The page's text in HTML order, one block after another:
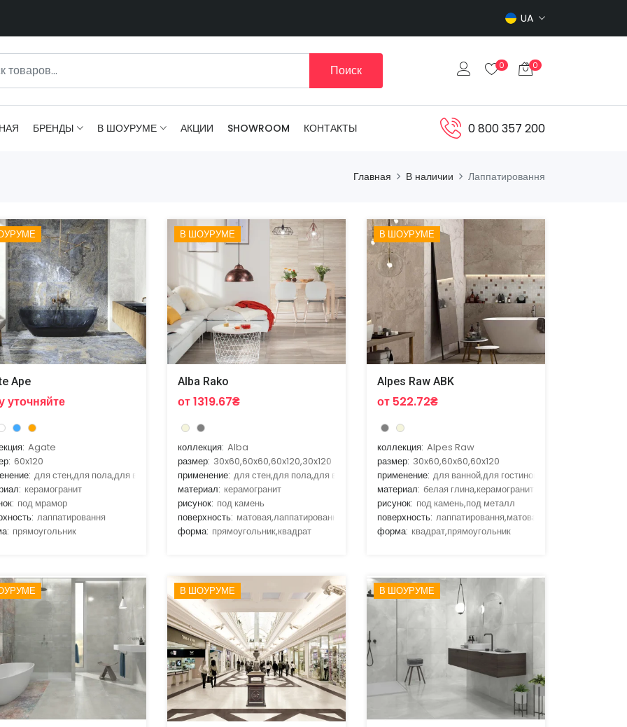
UA
Поиск 0 0
БРЕНДЫ В ШОУРУМЕ АКЦИИ SHOWROOM КОНТАКТЫ 0 800 357 200
Главная В наличии Лаппатировання
Ape
уточняйте
Agate
60x120
для стен,для пола,для ванной,для гостиной,для кухни
керамогранит
под мрамор
лаппатировання
прямоугольник
В ШОУРУМЕ
Alba Rako
от 1319.67₴
коллекция: Alba
размер: 30x60,60x60,60x120,30x120
применение: для стен,для пола,для ванной,для гостиной,для кухни
материал: керамогранит
рисунок: под камень
поверхность: матовая,лаппатировання
форма: прямоугольник,квадрат
В ШОУРУМЕ
Alpes Raw ABK
от 522.72₴
коллекция: Alpes Raw
размер: 30x60,60x60,60x120
применение: для ванной,для гостиной,для улицы,для
материал: белая глина,керамогранит
рисунок: под камень,под металл
поверхность: лаппатировання,матовая
форма: квадрат,прямоугольник
В ШОУРУМЕ В ШОУРУМЕ